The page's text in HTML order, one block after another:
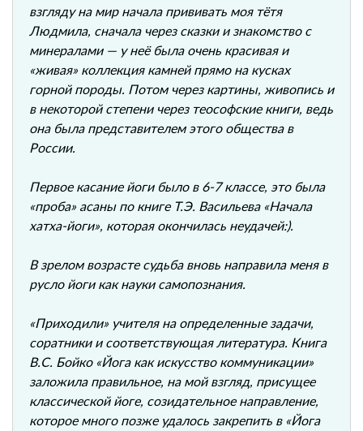
взгляду на мир начала прививать моя тётя
Людмила, сначала через сказки и знакомство с
минералами — у неё была очень красивая и
«живая» коллекция камней прямо на кусках
горной породы. Потом через картины, живопись и
в некоторой степени через теософские книги, ведь
она была представителем этого общества в
России.
Первое касание йоги было в 6-7 классе, это была
«проба» асаны по книге Т.Э. Васильева «Начала
хатха-йоги», которая окончилась неудачей:).
В зрелом возрасте судьба вновь направила меня в
русло йоги как науки самопознания.
«Приходили» учителя на определенные задачи,
соратники и соответствующая литература. Книга
В.С. Бойко «Йога как искусство коммуникации»
заложила правильное, на мой взгляд, присущее
классической йоге, созидательное направление,
которое много позже удалось закрепить в «Йога